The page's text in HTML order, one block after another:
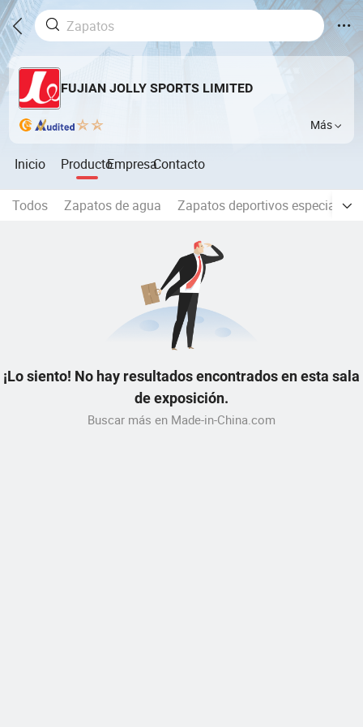
FUJIAN JOLLY SPORTS LIMITED
Más
Inicio ProductoEmpresaContacto
Todos Zapatos de agua Zapatos deportivos
¡Lo siento! No hay resultados encontrados en esta sala
de exposición.
Buscar más en Made-in-China.com